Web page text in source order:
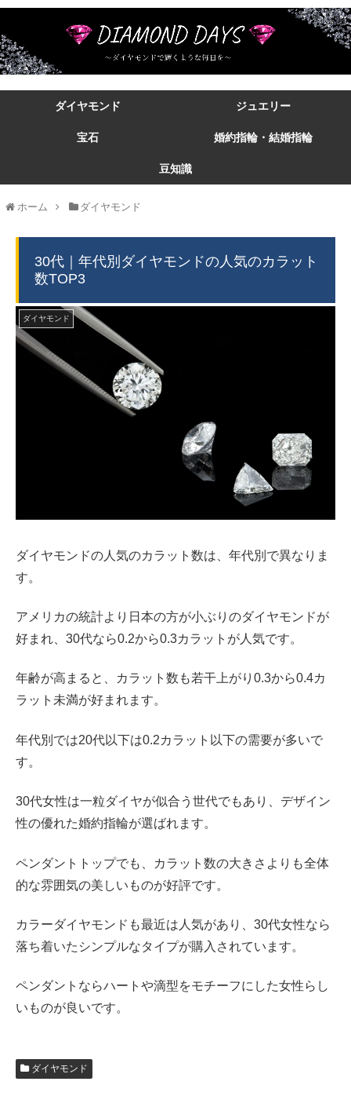
ダイヤモンド ジュエリー
宝石 婚約指輪・結婚指輪
豆知識
ホーム ダイヤモンド
30代｜年代別ダイヤモンドの人気のカラット
数TOP3
ダイヤモンド
ダイヤモンドの人気のカラット数は、年代別で異なりま
す。
アメリカの統計より日本の方が小ぶりのダイヤモンドが
好まれ、30代なら0.2から0.3カラットが人気です。
年齢が高まると、カラット数も若干上がり0.3から0.4カ
ラット未満が好まれます。
年代別では20代以下は0.2カラット以下の需要が多いで
す。
30代女性は一粒ダイヤが似合う世代でもあり、デザイン
性の優れた婚約指輪が選ばれます。
ペンダントトップでも、カラット数の大きさよりも全体
的な雰囲気の美しいものが好評です。
カラーダイヤモンドも最近は人気があり、30代女性なら
落ち着いたシンプルなタイプが購入されています。
ペンダントならハートや滴型をモチーフにした女性らし
いものが良いです。
ダイヤモンド